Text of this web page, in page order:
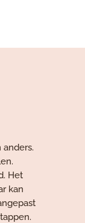
anders.
Het
kan